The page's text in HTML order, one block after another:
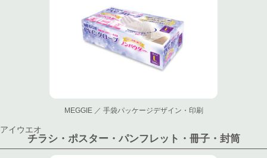
MEGGIE ／ 手袋パッケージデザイン・印刷
アイウエオ
チラシ・ポスター・パンフレット・冊子・封筒